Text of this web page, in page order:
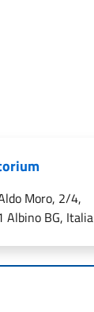
Moro, 2/4,
Albino BG, Italia